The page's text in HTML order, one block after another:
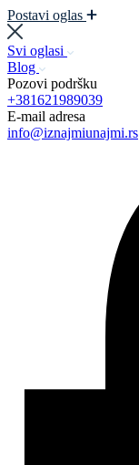
Postavi oglas
Svi oglasi
Blog
Pozovi podršku
+381621989039
E-mail adresa
info@iznajmiunajmi.rs